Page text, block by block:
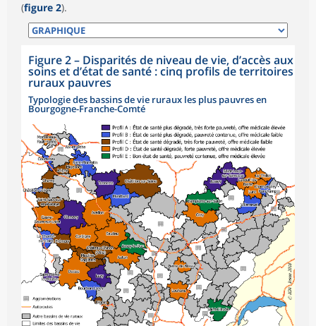
(figure 2).
Figure 2– Disparités de niveau de vie, d’accès aux
soins et d’état de santé : cinq profils de territoires
ruraux pauvres
Typologie des bassins de vie ruraux les plus pauvres en
Bourgogne-Franche-Comté